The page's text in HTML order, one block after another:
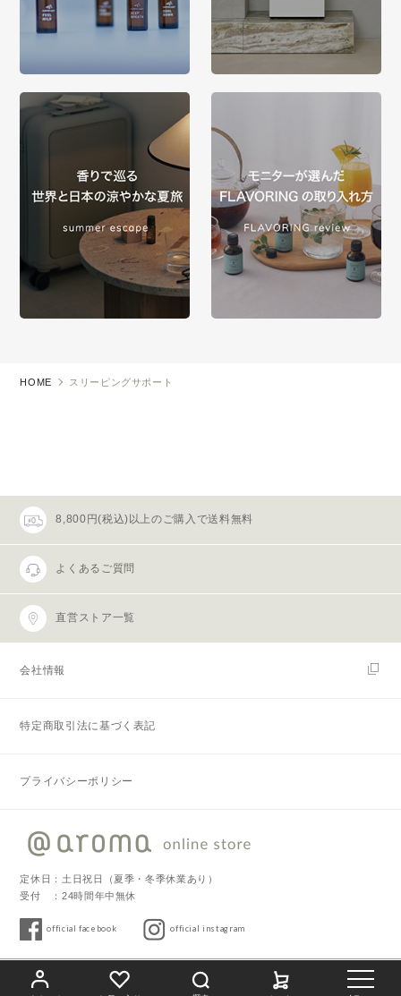
HOME スリーピングサポート
8,800円(税込)以上のご購入で送料無料
よくあるご質問
直営ストア一覧
会社情報
特定商取引法に基づく表記
プライバシーポリシー
定休日：土日祝日（夏季・冬季休業あり）
受付 ：24時間年中無休
official facebook official instagram
Copyright © 2019 @aroma. All Rights Reserved.